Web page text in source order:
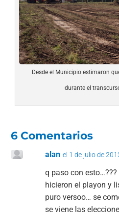
Desde el Municipio estimaron
durante el
6 Comentarios
alan el 1 de julio de
q paso con
hicieron el playon y
puro versoo… se
se viene las